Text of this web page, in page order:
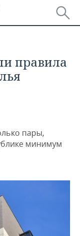
правила
пары,
минимум